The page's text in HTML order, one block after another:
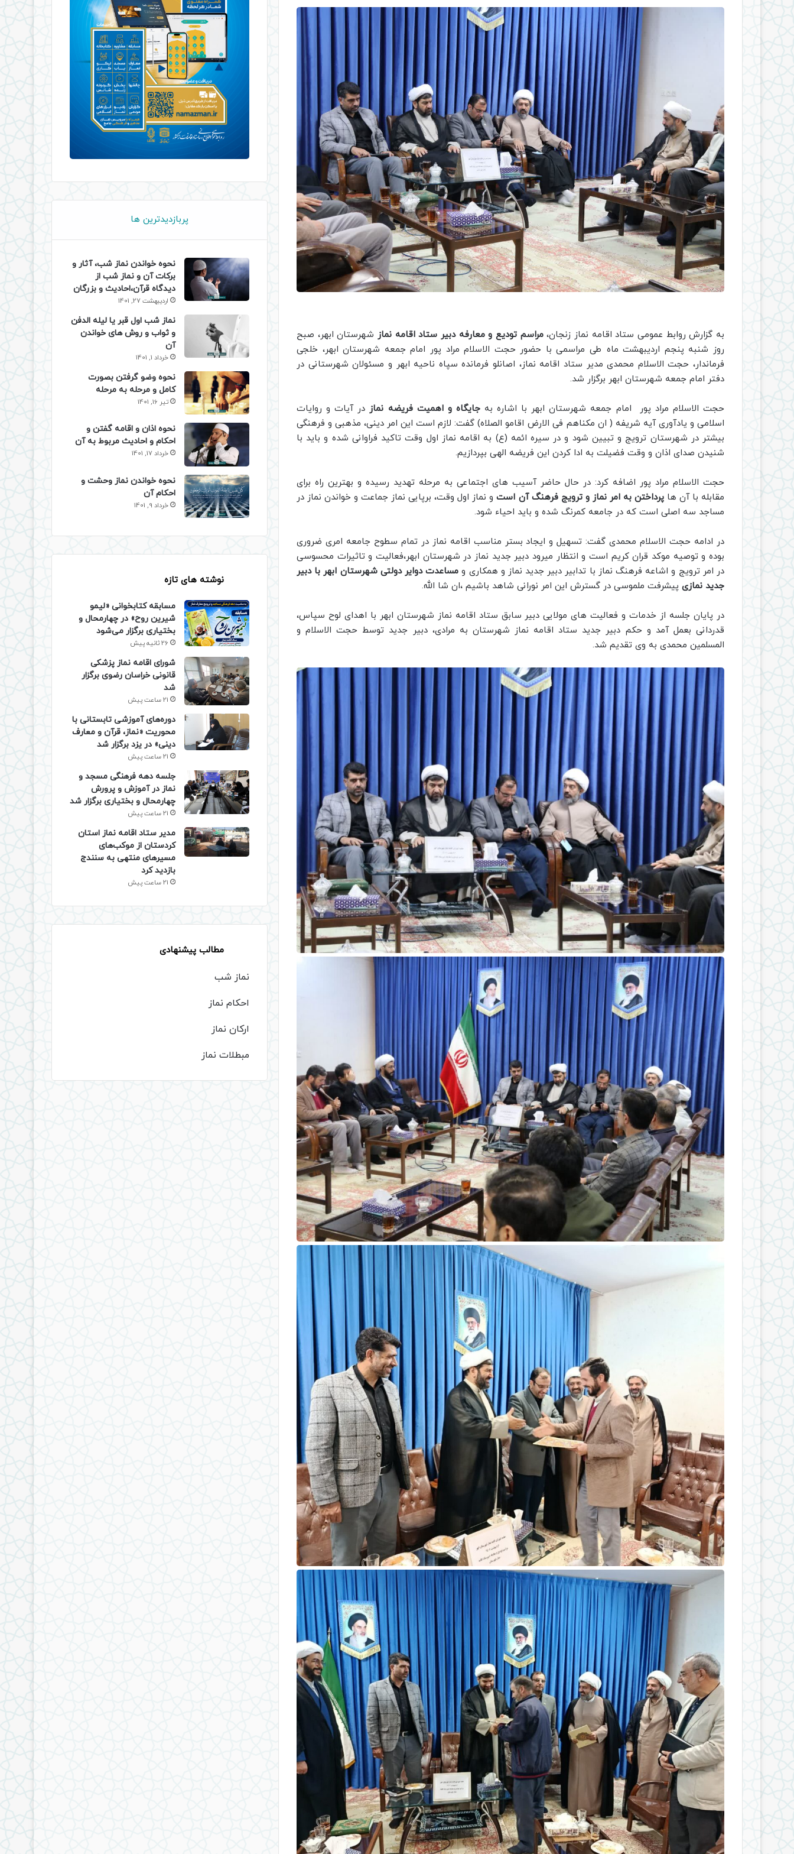
به گزارش روابط عمومی ستاد اقامه نماز زنجان،مراسم تودیع و معارفه دبیر ستاد اقامه نماز شهرستان ابهر، صبح
روز شنبه پنجم اردیبهشت ماه طی مراسمی با حضور حجت الاسلام مراد پور امام جمعه شهرستان ابهر، خلجی
فرماندار، حجت الاسلام محمدی مدیر ستاد اقامه نماز، اصانلو فرمانده سپاه ناحیه ابهر و مسئولان شهرستانی در
دفتر امام جمعه شهرستان ابهر برگزار شد.
حجت الاسلام مراد پور امام جمعه شهرستان ابهر با اشاره به جایگاه و اهمیت فریضه نمازدر آیات و روایات
اسلامی و یادآوری آیه شریفه ( ان مکناهم فی الارض اقامو الصلاه) گفت: لازم است این امر دینی، مذهبی و فرهنگی
بیشتر در شهرستان ترویج و تبیین شود و در سیره ائمه (ع) به اقامه نماز اول وقت تاکید فراوانی شده و باید با
شنیدن صدای اذان و وقت فضیلت به ادا کردن این فریضه الهی بپردازیم.
حجت الاسلام مراد پور اضافه کرد: در حال حاضر آسیب های اجتماعی به مرحله تهدید رسیده و بهترین راه برای
مقابله با آن هاپرداختن به امر نماز و ترویج فرهنگ آن استو نماز اول وقت، برپایی نماز جماعت و خواندن نماز در
مساجد سه اصلی است که در جامعه کمرنگ شده و باید احیاء شود.
در ادامه حجت الاسلام محمدی گفت: تسهیل و ایجاد بستر مناسب اقامه نماز در تمام سطوح جامعه امری ضروری
بوده و توصیه موکد قران کریم است و انتظار میرود دبیر جدید نماز در شهرستان ابهر،فعالیت و تاثیرات محسوسی
در امر ترویج و اشاعه فرهنگ نماز با تدابیر دبیر جدید نماز و همکاری و مساعدت دوایر دولتی شهرستان ابهر با دبیر
جدید نمازی پیشرفت ملموسی در گسترش این امر نورانی شاهد باشیم ،ان شا الله.
در پایان جلسه از خدمات و فعالیت های مولایی دبیر سابق ستاد اقامه نماز شهرستان ابهر با اهدای لوح سپاس،
قدردانی بعمل آمد و حکم دبیر جدید ستاد اقامه نماز شهرستان به مرادی، دبیر جدید توسط حجت الاسلام و
المسلمین محمدی به وی تقدیم شد.
پربازدیدترین ها
نحوه خواندن نماز شب، آثار و
برکات آن و نماز شب از
دیدگاه قرآن،احادیث و بزرگان
اردیبهشت 27, 1401
نماز شب اول قبر یا لیله الدفن
و ثواب و روش های خواندن
آن
خرداد 1, 1401
نحوه وضو گرفتن بصورت
کامل و مرحله به مرحله
تیر 16, 1401
نحوه اذان و اقامه گفتن و
احکام و احادیث مربوط به آن
خرداد 17, 1401
نحوه خواندن نماز وحشت و
احکام آن
خرداد 9, 1401
نوشته های تازه
مسابقه کتابخوانی «لیمو
شیرین روح» در چهارمحال و
بختیاری برگزار می‌شود
26 ثانیه پیش
شورای اقامه نماز پزشکی
قانونی خراسان رضوی برگزار
شد
21 ساعت پیش
دوره‌های آموزشی تابستانی با
محوریت «نماز، قرآن و معارف
دینی» در یزد برگزار شد
21 ساعت پیش
جلسه دهه فرهنگی مسجد و
نماز در آموزش و پرورش
چهارمحال و بختیاری برگزار شد
21 ساعت پیش
مدیر ستاد اقامه نماز استان
کردستان از موکب‌های
مسیرهای منتهی به سنندج
بازدید کرد
21 ساعت پیش
مطالب پیشنهادی
نماز شب
احکام نماز
ارکان نماز
مبطلات نماز